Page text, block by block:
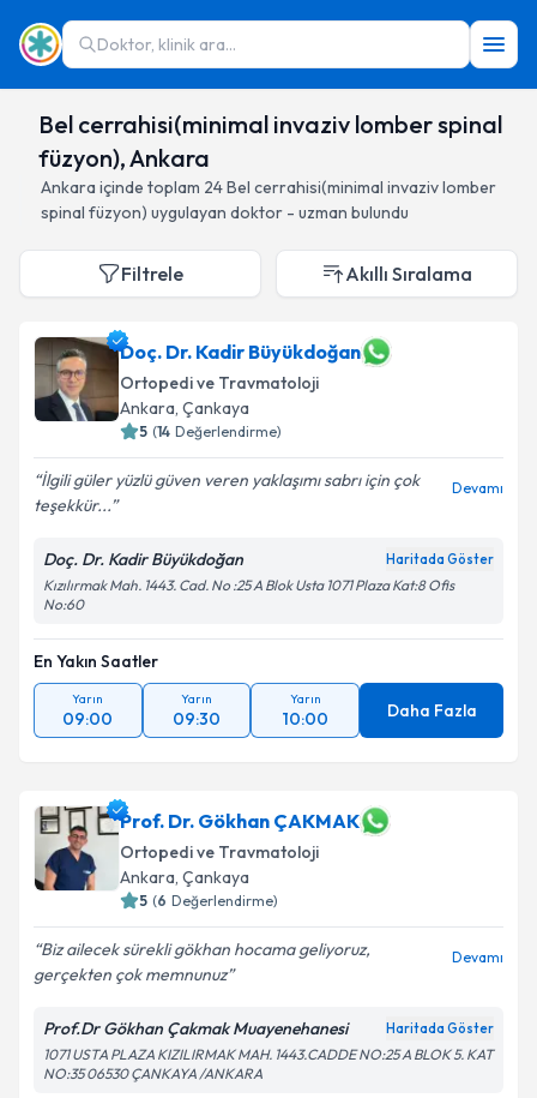
Doktor, klinik ara...
Bel cerrahisi(minimal invaziv lomber spinal
füzyon), Ankara
Ankara içinde toplam 24Bel cerrahisi(minimal invaziv lomber
spinal füzyon) uygulayan doktor - uzman bulundu
Filtrele Akıllı Sıralama
Doç. Dr. Kadir Büyükdoğan
Ortopedi ve Travmatoloji
Ankara, Çankaya
5 (14 Değerlendirme)
İlgili güler yüzlü güven veren yaklaşımı sabrı için çok
teşekkür...
Devamı
Doç. Dr. Kadir Büyükdoğan Haritada Göster
Kızılırmak Mah. 1443. Cad. No :25 A Blok Usta 1071 Plaza Kat:8 Ofis
No:60
En Yakın Saatler
Yarın
09:00
Yarın
09:30
Yarın
10:00 Daha Fazla
Prof. Dr. Gökhan ÇAKMAK
Ortopedi ve Travmatoloji
Ankara, Çankaya
5 (6 Değerlendirme)
Biz ailecek sürekli gökhan hocama geliyoruz,
gerçekten çok memnunuz
Devamı
Prof.Dr Gökhan Çakmak Muayenehanesi Haritada Göster
1071 USTA PLAZA KIZILIRMAK MAH. 1443.CADDE NO:25 A BLOK 5. KAT
NO:35 06530 ÇANKAYA /ANKARA